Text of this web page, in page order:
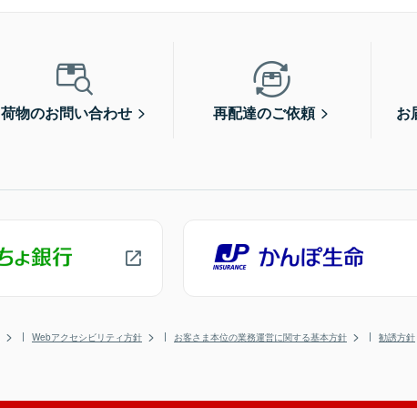
荷物のお問い合わせ 再配達のご依頼 お
Webアクセシビリティ方針 お客さま本位の業務運営に関する基本方針 勧誘方針